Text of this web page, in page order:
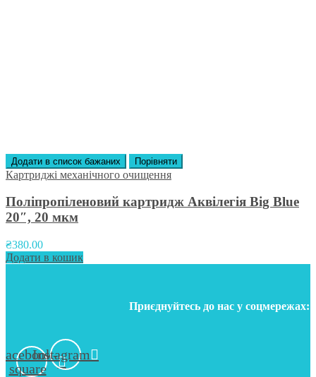
Додати в список бажаних Порівняти
Картриджі механічного очищення
Поліпропіленовий картридж Аквілегія Big Blue
20″, 20 мкм
₴380.00
Додати в кошик
Приєднуйтесь до нас у соцмережах:
square
Instagram